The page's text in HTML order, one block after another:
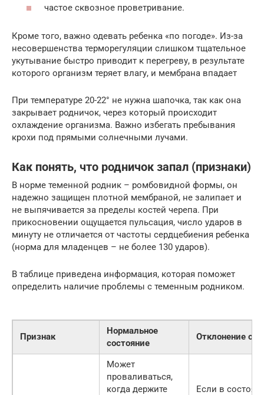
частое сквозное проветривание.
Кроме того, важно одевать ребенка «по погоде». Из-за
несовершенства терморегуляции слишком тщательное
укутывание быстро приводит к перегреву, в результате
которого организм теряет влагу, и мембрана впадает
При температуре 20-22° не нужна шапочка, так как она
закрывает родничок, через который происходит
охлаждение организма. Важно избегать пребывания
крохи под прямыми солнечными лучами.
Как понять, что родничок запал (признаки)
В норме теменной родник – ромбовидной формы, он
надежно защищен плотной мембраной, не залипает и
не выпячивается за пределы костей черепа. При
прикосновении ощущается пульсация, число ударов в
минуту не отличается от частоты сердцебиения ребенка
(норма для младенцев – не более 130 ударов).
В таблице приведена информация, которая поможет
определить наличие проблемы с теменным родником.
Признак
Нормальное
состояние
Отклонение от
Может
проваливаться,
когда держите
Если в